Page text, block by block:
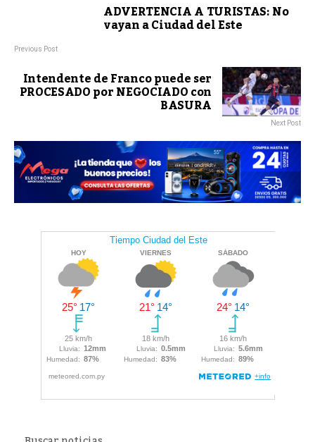
ADVERTENCIA A TURISTAS: No
vayan a Ciudad del Este
Previous Post
Intendente de Franco puede ser
PROCESADO por NEGOCIADO con
BASURA
Next Post